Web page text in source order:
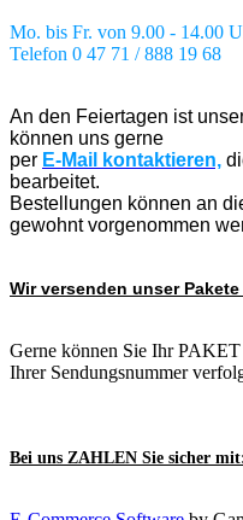
Mo. bis Fr. von 9.00 - 14.00
Telefon 0 47 71 / 888 19 68
An den Feiertagen ist
können uns gerne
per E-Mail kontaktieren,
bearbeitet.
Bestellungen können an
gewohnt vorgenommen
Wir versenden unser
Gerne können Sie Ihr
Ihrer Sendungsnummer
Bei uns ZAHLEN Sie sicher